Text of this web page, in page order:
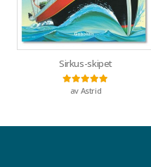
Sirkus-skipet
Vurdert5
av Astrid